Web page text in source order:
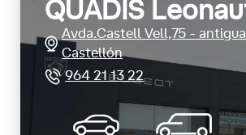
QUADIS
Avda.Castell Vell,75 -
Castellón
964 21 13 22